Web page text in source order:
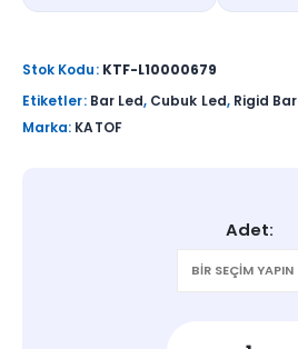
Stok Kodu: KTF-L10000679
Etiketler: Bar Led, Cubuk Led, Rigid Bar
Marka: KATOF
Adet